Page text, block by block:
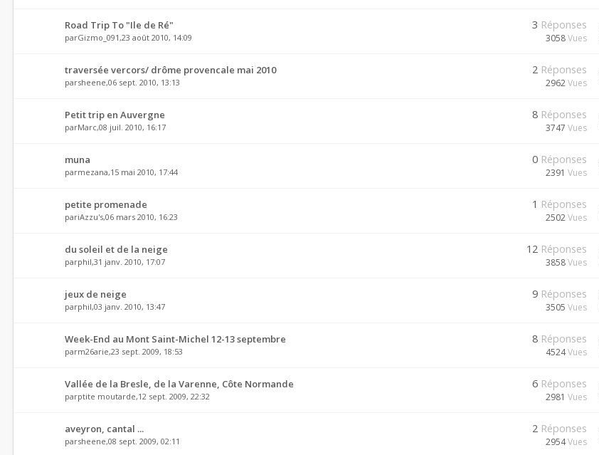
Road Trip To "Ile de Ré"
parGizmo_091,23 août 2010, 14:09
3 Réponses
3058Vues
traversée vercors/ drôme provencale mai 2010
parsheene,06 sept. 2010, 13:13
2 Réponses
2962Vues
Petit trip en Auvergne
parMarc,08 juil. 2010, 16:17
8 Réponses
3747 Vues
muna
parmezana,15 mai 2010, 17:44
0 Réponses
2391 Vues
petite promenade
pariAzzu's,06 mars 2010, 16:23
1 Réponses
2502Vues
du soleil et de la neige
parphil,31 janv. 2010, 17:07
12 Réponses
3858Vues
jeux de neige
parphil,03 janv. 2010, 13:47
9 Réponses
3505 Vues
Week-End au Mont Saint-Michel 12-13 septembre
parm26arie,23 sept. 2009, 18:53
8 Réponses
4524Vues
Vallée de la Bresle, de la Varenne, Côte Normande
parptite moutarde,12 sept. 2009, 22:32
6 Réponses
2981 Vues
aveyron, cantal ...
parsheene,08 sept. 2009, 02:11
2 Réponses
2954Vues